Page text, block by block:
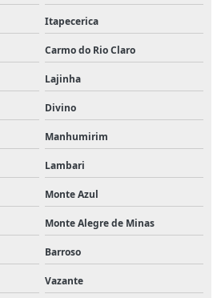
Itapecerica
Carmo do Rio Claro
Lajinha
Divino
Manhumirim
Lambari
Monte Azul
Monte Alegre de Minas
Barroso
Vazante